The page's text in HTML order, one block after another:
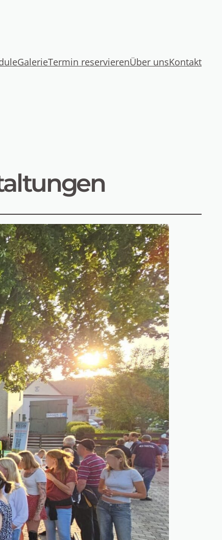
GalerieTermin reservierenÜber unsKontakt